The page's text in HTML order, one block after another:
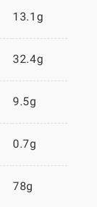
13.1g
32.4g
9.5g
0.7g
78g